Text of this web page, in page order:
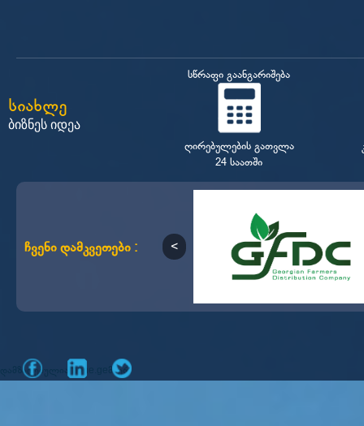
სიახლე
ბიზნეს იდეა
სწრაფი გაანგარიშება
ღირებულების გათვლა
24 საათში
ჩვენი დამკვეთები :
დამზადებულია mone.ge მიერ